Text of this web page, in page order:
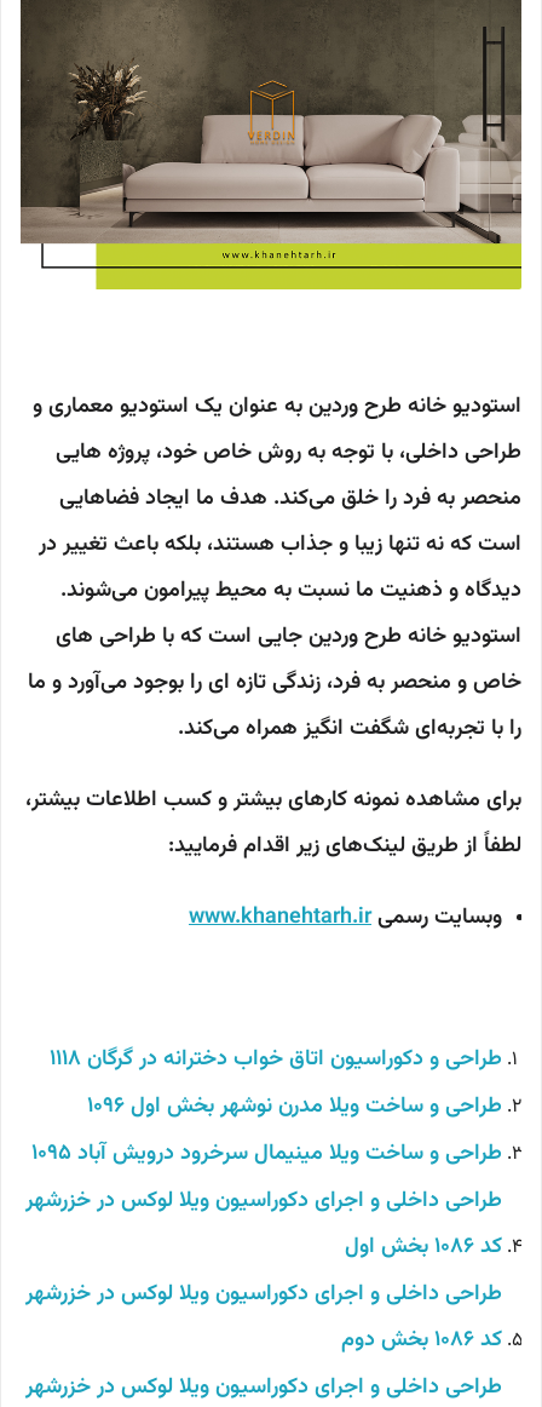
استودیو خانه طرح وردین به عنوان یک استودیو معماری و
طراحی داخلی، با توجه به روش خاص خود، پروژه هایی
منحصر به فرد را خلق می‌کند. هدف ما ایجاد فضاهایی
است که نه تنها زیبا و جذاب هستند، بلکه باعث تغییر در
دیدگاه و ذهنیت ما نسبت به محیط پیرامون می‌شوند.
استودیو خانه طرح وردین جایی است که با طراحی های
خاص و منحصر به فرد، زندگی تازه ای را بوجود می‌آورد و ما
را با تجربه‌ای شگفت انگیز همراه می‌کند.
برای مشاهده نمونه کارهای بیشتر و کسب اطلاعات بیشتر،
لطفاً از طریق لینک‌های زیر اقدام فرمایید:
وبسایت رسمیwww.khanehtarh.ir
طراحی و دکوراسیون اتاق خواب دخترانه در گرگان 1118
طراحی و ساخت ویلا مدرن نوشهر بخش اول 1096
طراحی و ساخت ویلا مینیمال سرخرود درویش آباد 1095
طراحی داخلی و اجرای دکوراسیون ویلا لوکس در خزرشهر
کد 1086 بخش اول
طراحی داخلی و اجرای دکوراسیون ویلا لوکس در خزرشهر
کد 1086 بخش دوم
طراحی داخلی و اجرای دکوراسیون ویلا لوکس در خزرشهر